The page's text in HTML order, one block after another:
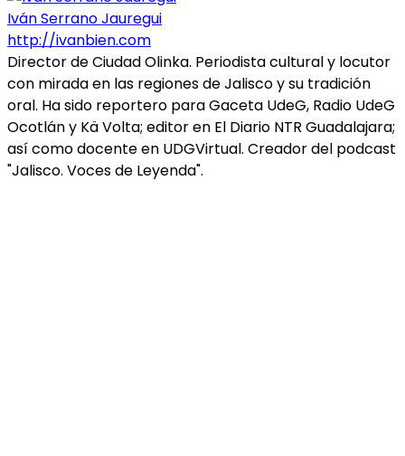
Iván Serrano Jauregui
http://ivanbien.com
Director de Ciudad Olinka. Periodista cultural y locutor
con mirada en las regiones de Jalisco y su tradición
oral. Ha sido reportero para Gaceta UdeG, Radio UdeG
Ocotlán y Kä Volta; editor en El Diario NTR Guadalajara;
así como docente en UDGVirtual. Creador del podcast
"Jalisco. Voces de Leyenda".